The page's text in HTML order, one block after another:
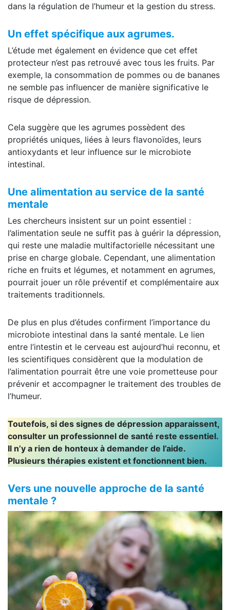
dans la régulation de l’humeur et la gestion du stress.
Un effet spécifique aux agrumes.
L’étude met également en évidence que cet effet
protecteur n’est pas retrouvé avec tous les fruits. Par
exemple, la consommation de pommes ou de bananes
ne semble pas influencer de manière significative le
risque de dépression.
Cela suggère que les agrumes possèdent des
propriétés uniques, liées à leurs flavonoïdes, leurs
antioxydants et leur influence sur le microbiote
intestinal.
Une alimentation au service de la santé
mentale
Les chercheurs insistent sur un point essentiel :
l’alimentation seule ne suffit pas à guérir la dépression,
qui reste une maladie multifactorielle nécessitant une
prise en charge globale. Cependant, une alimentation
riche en fruits et légumes, et notamment en agrumes,
pourrait jouer un rôle préventif et complémentaire aux
traitements traditionnels.
De plus en plus d’études confirment l’importance du
microbiote intestinal dans la santé mentale. Le lien
entre l’intestin et le cerveau est aujourd’hui reconnu, et
les scientifiques considèrent que la modulation de
l’alimentation pourrait être une voie prometteuse pour
prévenir et accompagner le traitement des troubles de
l’humeur.
Toutefois, si des signes de dépression apparaissent,
consulter un professionnel de santé reste essentiel.
Il n’y a rien de honteux à demander de l’aide.
Plusieurs thérapies existent et fonctionnent bien.
Vers une nouvelle approche de la santé
mentale ?